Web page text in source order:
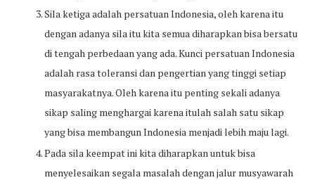
Sila ketiga adalah persatuan Indonesia, oleh karena itu
dengan adanya sila itu kita semua diharapkan bisa bersatu
di tengah perbedaan yang ada. Kunci persatuan Indonesia
adalah rasa toleransi dan pengertian yang tinggi setiap
masyarakatnya. Oleh karena itu penting sekali adanya
sikap saling menghargai karena itulah salah satu sikap
yang bisa membangun Indonesia menjadi lebih maju lagi.
Pada sila keempat ini kita diharapkan untuk bisa
menyelesaikan segala masalah dengan jalur musyawarah